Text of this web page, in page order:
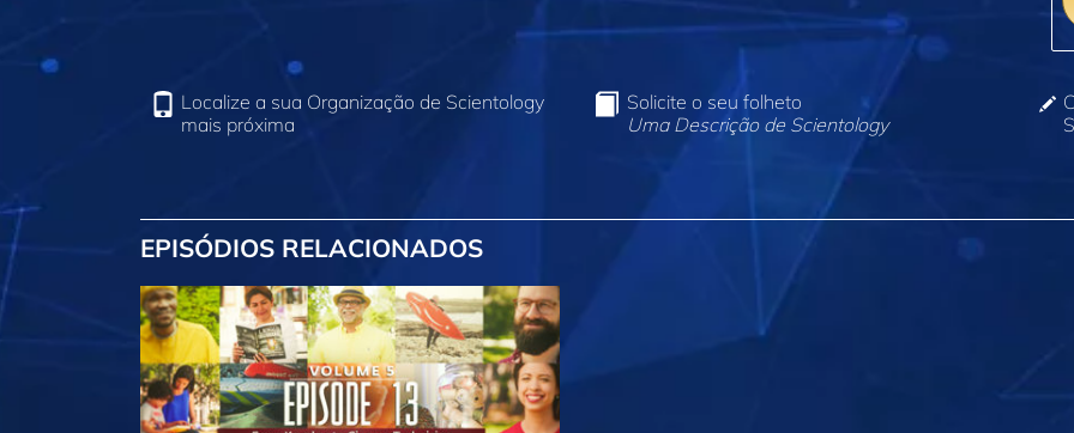
Localize a sua Organização de Scientology
mais próxima
Solicite o seu folheto
Uma Descrição de Scientology
EPISÓDIOS RELACIONADOS